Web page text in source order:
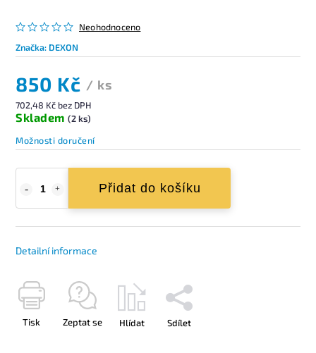
Neohodnoceno
Značka: DEXON
850 Kč / ks
702,48 Kč bez DPH
Skladem (2 ks)
Možnosti doručení
Přidat do košíku
Detailní informace
Tisk Zeptat se Hlídat Sdílet